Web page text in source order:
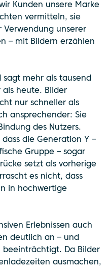
Kunden unsere Marke
vermitteln, sie
unserer
– mit Bildern erzählen
sagt mehr als tausend
als heute. Bilder
nur schneller als
ansprechender: Sie
des Nutzers.
die Generation Y –
Gruppe – sogar
setzt als vorherige
es nicht, dass
in hochwertige
Erlebnissen auch
deutlich an – und
Da Bilder
ausmachen,